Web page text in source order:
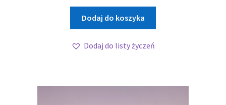
Dodaj do koszyka
Dodaj do listy życzeń